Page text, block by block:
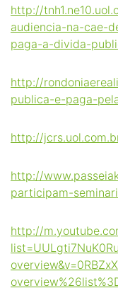
http://
audiencia-na-cae-
paga-a-divida-
http://
publica-e-paga-
http://
http://
participam-
http://